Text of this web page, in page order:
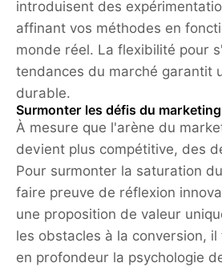
introduisent des
affinant vos méthodes en
monde réel. La flexibilité pour
tendances du marché garantit
durable.
Surmonter les défis du
À mesure que l'arène du
devient plus compétitive, des
Pour surmonter la saturation
faire preuve de réflexion
une proposition de valeur
les obstacles à la conversion,
en profondeur la psychologie